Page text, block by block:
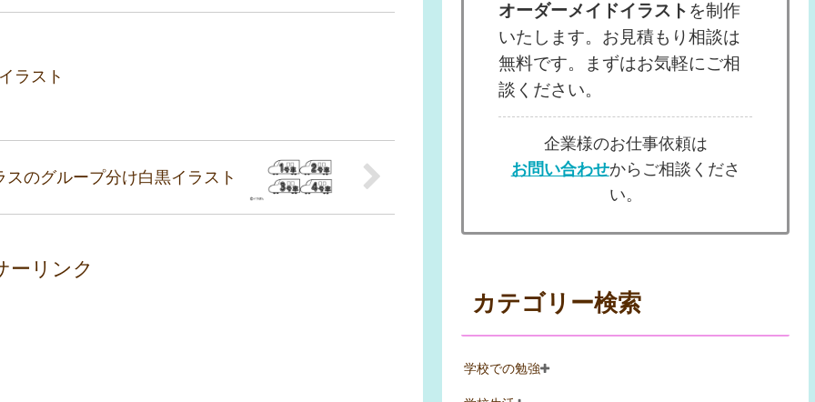
ラスト
スのグループ分け白黒イラスト
ーリンク
オーダーメイドイラスト を制作
いたします。お見積もり相談は
無料です。まずはお気軽にご相
談ください。
企業様のお仕事依頼は
お問い合わせからご相談くださ
い。
カテゴリー検索
学校での勉強